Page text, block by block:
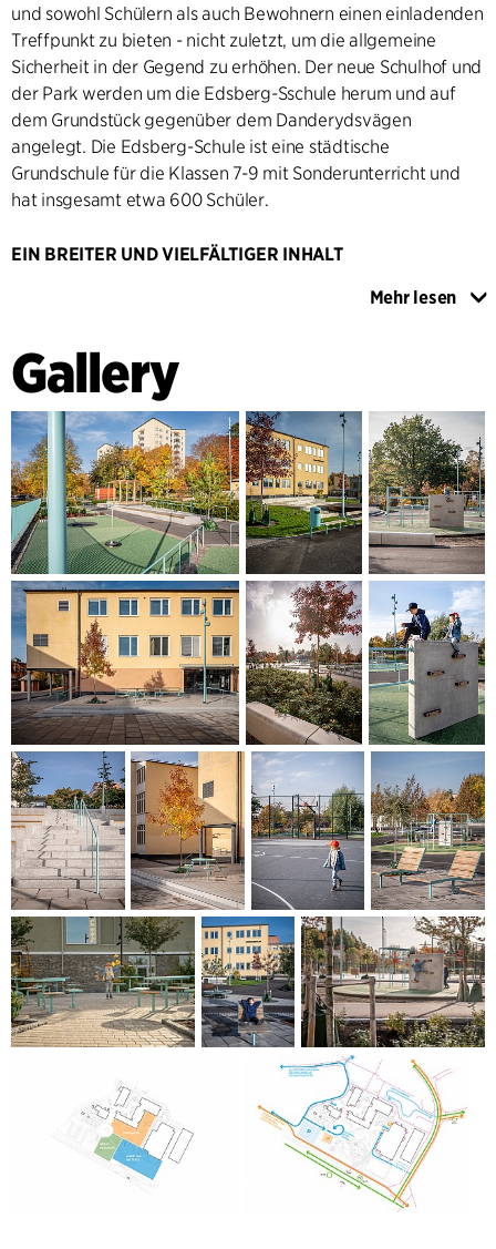
und sowohl Schülern als auch Bewohnern einen einladenden
Treffpunkt zu bieten - nicht zuletzt, um die allgemeine
Sicherheit in der Gegend zu erhöhen. Der neue Schulhof und
der Park werden um die Edsberg-Sschule herum und auf
dem Grundstück gegenüber dem Danderydsvägen
angelegt. Die Edsberg-Schule ist eine städtische
Grundschule für die Klassen 7-9 mit Sonderunterricht und
hat insgesamt etwa 600 Schüler.
EIN BREITER UND VIELFÄLTIGER INHALT
macht. Der Schulhof und der Park werden Funktionen
haben, die sowohl während als auch nach der Schulzeit
genutzt werden können. Der Entwurf entstand unter
besonderer Berücksichtigung von Gleichstellungsaspekten
und schafft sowohl organisierte als auch informelle
Beschäftigungsmöglichkeiten. Mannschaftsspiele wie
Fußball und Basketball wurden um fantasievolle und
kreative Varianten ergänzt, die das Ausprobieren und
Spielen in kleineren Gruppen erleichtern. Es wurden auch
verschiedene Arten von Treffpunkten geschaffen: Lounges
als Ruhezonen und Bereiche für geselliges Beisammensein
und Treffen. Die Sonderschule hat einen eigenen
Außenbereich.
Die Eingänge vom Schulgelände zu den angrenzenden
Bereichen sind klar abgegrenzt. Darüber hinaus wurde
zwischen dem Platz Edsbergs Torg und Danderydsvägen
ein klarer Fußgängerweg geschaffen.
Während des Entwurfsprozesses wurden Dialoge mit
Schülern und Lehrern der Edsberg-Schule geführt.
Mehr lesen
Gallery